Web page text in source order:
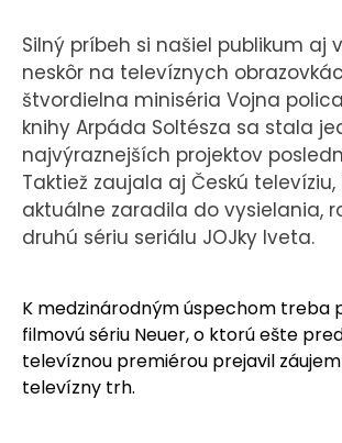
Silný príbeh si našiel publikum aj
neskôr na televíznych
štvordielna miniséria Vojna
knihy Arpáda Soltésza sa stala
najvýraznejších projektov
Taktiež zaujala aj Českú
aktuálne zaradila do vysielania,
druhú sériu seriálu JOJky Iveta.
K medzinárodným úspechom treba
filmovú sériu Neuer, o ktorú ešte
televíznou premiérou prejavil
televízny trh.